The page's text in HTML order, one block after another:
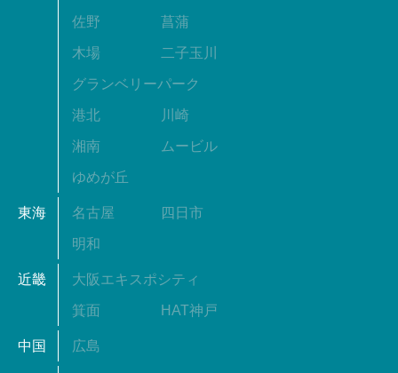
佐野 菖蒲
木場 二子玉川
グランベリーパーク
港北 川崎
湘南 ムービル
ゆめが丘
東海 名古屋 四日市
明和
近畿 大阪エキスポシティ
箕面 HAT神戸
中国 広島